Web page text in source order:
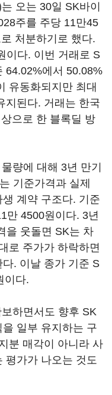
는 오는 30일 SK바이
주를 주당 11만45
처분하기로 했다.
이다. 이번 거래로 S
64.02%에서 50.08%
유동화되지만 최대
지된다. 거래는 한국
으로 한 블록딜 방
량에 대해 3년 만기
기준가격과 실제
계약 구조다. 기준
만 4500원이다. 3년
을 웃돌면 SK는 차
로 주가가 하락하면
. 이날 종가 기준 S
이다.
하면서도 향후 SK
일부 유지하는 구
분 매각이 아니라 사
평가가 나오는 것도